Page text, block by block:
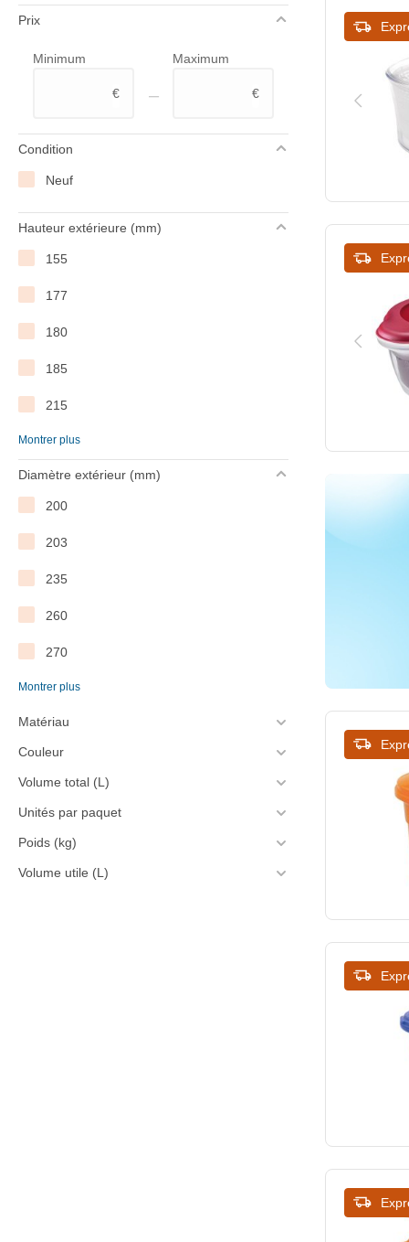
Sofraca
Vogue
Prix
Minimum
€ –
Maximum
€
Condition
Neuf
Hauteur extérieure (mm)
155
177
180
185
215
342
345
420
430
465
500
520
Montrer plus
Diamètre extérieur (mm)
200
203
235
260
270
275
330
440
Montrer plus
Matériau
Couleur
Volume total (L)
Unités par paquet
Poids (kg)
Volume utile (L)